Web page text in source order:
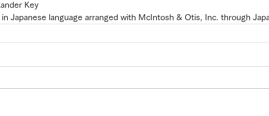
Key
Japanese language arranged with McIntosh & Otis, Inc. through